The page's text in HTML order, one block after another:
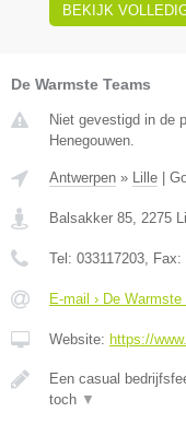
BEKIJK
De Warmste Teams
Niet gevestigd in de
Henegouwen.
Antwerpen » Lille |
Balsakker 85 2275
Tel: 033117203 , Fax:
E-mail › De Warmste
Website: https://
Een casual
toch ▼